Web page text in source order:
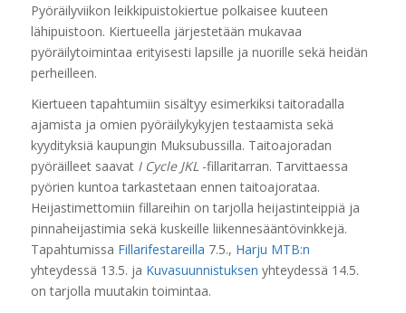
Pyöräilyviikon leikkipuistokiertue polkaisee kuuteen
lähipuistoon. Kiertueella järjestetään mukavaa
pyöräilytoimintaa erityisesti lapsille ja nuorille sekä heidän
perheilleen.
Kiertueen tapahtumiin sisältyy esimerkiksi taitoradalla
ajamista ja omien pyöräilykykyjen testaamista sekä
kyydityksiä kaupungin Muksubussilla. Taitoajoradan
pyöräilleet saavat I Cycle JKL-fillaritarran. Tarvittaessa
pyörien kuntoa tarkastetaan ennen taitoajorataa.
Heijastimettomiin fillareihin on tarjolla heijastinteippiä ja
pinnaheijastimia sekä kuskeille liikennesääntövinkkejä.
Tapahtumissa Fillarifestareilla 7.5., Harju MTB:n
yhteydessä 13.5. ja Kuvasuunnistuksen yhteydessä 14.5.
on tarjolla muutakin toimintaa.